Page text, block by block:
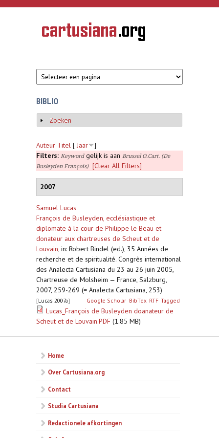
Overslaan en naar de inhoud gaan
CARTUSIANA
Geschiedenis
van de
BIBLIO
Weergeven
Zoeken
Auteur Titel [ Jaar
]
Filters: Keywordgelijk is aan Brussel O.Cart. (De
Busleyden François)
[Clear All Filters]
2007
Samuel Lucas
François de Busleyden, ecclésiastique et
diplomate à la cour de Philippe le Beau et
donateur aux chartreuses de Scheut et de
Louvain, in: Robert Bindel (ed.), 35 Années de
recherche et de spiritualité. Congrès international
des Analecta Cartusiana du 23 au 26 juin 2005,
Chartreuse de Molsheim — France, Salzburg,
2007, 259-269 (= Analecta Cartusiana, 253)
[Lucas 2007a] Google Scholar BibTex RTF Tagged
Lucas_François de Busleyden doanateur de
Scheut et de Louvain.PDF (1.85 MB)
Home
Over Cartusiana.org
Contact
Studia Cartusiana
Redactionele afkortingen